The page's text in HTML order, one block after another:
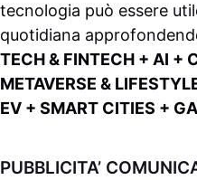
tecnologia può essere
quotidiana
TECH & FINTECH + AI +
METAVERSE &
EV + SMART CITIES +
PUBBLICITA’